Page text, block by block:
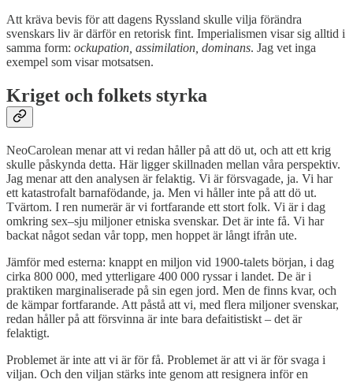
Att kräva bevis för att dagens Ryssland skulle vilja förändra
svenskars liv är därför en retorisk fint. Imperialismen visar sig alltid i
samma form: ockupation, assimilation, dominans. Jag vet inga
exempel som visar motsatsen.
Kriget och folkets styrka
NeoCarolean menar att vi redan håller på att dö ut, och att ett krig
skulle påskynda detta. Här ligger skillnaden mellan våra perspektiv.
Jag menar att den analysen är felaktig. Vi är försvagade, ja. Vi har
ett katastrofalt barnafödande, ja. Men vi håller inte på att dö ut.
Tvärtom. I ren numerär är vi fortfarande ett stort folk. Vi är i dag
omkring sex–sju miljoner etniska svenskar. Det är inte få. Vi har
backat något sedan vår topp, men hoppet är långt ifrån ute.
Jämför med esterna: knappt en miljon vid 1900-talets början, i dag
cirka 800 000, med ytterligare 400 000 ryssar i landet. De är i
praktiken marginaliserade på sin egen jord. Men de finns kvar, och
de kämpar fortfarande. Att påstå att vi, med flera miljoner svenskar,
redan håller på att försvinna är inte bara defaitistiskt – det är
felaktigt.
Problemet är inte att vi är för få. Problemet är att vi är för svaga i
viljan. Och den viljan stärks inte genom att resignera inför en